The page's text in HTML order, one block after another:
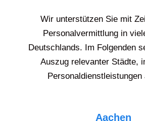
Wir unterstützen Sie mit
Personalvermittlung in
Deutschlands. Im Folgenden
Auszug relevanter Städte,
Personaldienstleistungen
Aachen